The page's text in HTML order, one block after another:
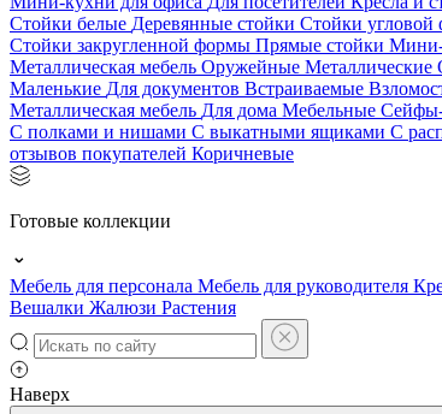
Стойки белые Деревянные стойки Стойки
Стойки закругленной формы Прямые стойки Мини-
Металлическая мебель Оружейные Металлические
Маленькие Для документов Встраиваемые
Металлическая мебель Для дома Мебельные
С полками и нишами С выкатными ящиками С
отзывов покупателей Коричневые
Готовые коллекции
Мебель для персонала Мебель для руководителя
Вешалки Жалюзи Растения
Наверх